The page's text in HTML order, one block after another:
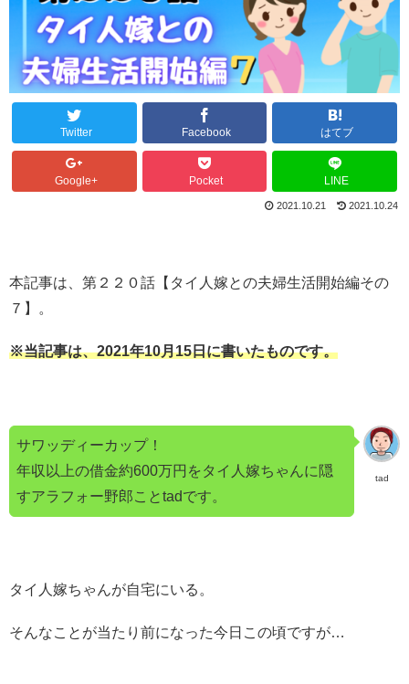
Twitter Facebook はてブ
Google+ Pocket LINE
2021.10.21 2021.10.24
本記事は、第２２０話【タイ人嫁との夫婦生活開始編その
７】。
※当記事は、2021年10月15日に書いたものです。
tad
サワッディーカップ！
年収以上の借金約600万円をタイ人嫁ちゃんに隠
すアラフォー野郎ことtadです。
タイ人嫁ちゃんが自宅にいる。
そんなことが当たり前になった今日この頃ですが…